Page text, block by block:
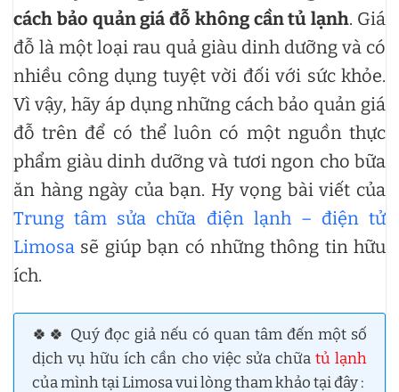
cách bảo quản giá đỗ không cần tủ lạnh. Giá
đỗ là một loại rau quả giàu dinh dưỡng và có
nhiều công dụng tuyệt vời đối với sức khỏe.
Vì vậy, hãy áp dụng những cách bảo quản giá
đỗ trên để có thể luôn có một nguồn thực
phẩm giàu dinh dưỡng và tươi ngon cho bữa
ăn hàng ngày của bạn. Hy vọng bài viết của
Trung tâm sửa chữa điện lạnh – điện tử
Limosa sẽ giúp bạn có những thông tin hữu
ích.
🍀🍀 Quý đọc giả nếu có quan tâm đến một số
dịch vụ hữu ích cần cho việc sửa chữa tủ lạnh
của mình tại Limosa vui lòng tham khảo tại đây :